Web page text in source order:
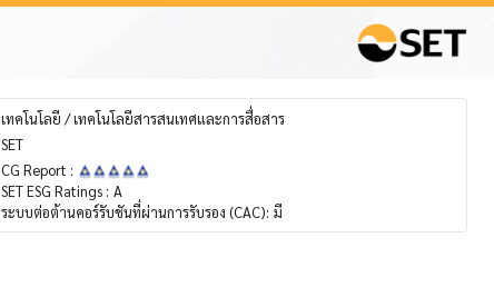
เทคโนโลยี / เทคโนโลยีสารสนเทศและการสื่อสาร
SET
CG Report :
SET ESG Ratings : A
ระบบต่อต้านคอร์รับชันที่ผ่านการรับรอง (CAC): มี